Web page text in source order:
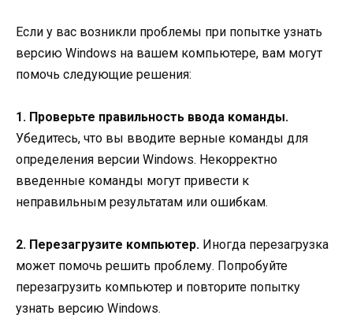
Если у вас возникли проблемы при попытке узнать
версию Windows на вашем компьютере, вам могут
помочь следующие решения:
1. Проверьте правильность ввода команды.
Убедитесь, что вы вводите верные команды для
определения версии Windows. Некорректно
введенные команды могут привести к
неправильным результатам или ошибкам.
2. Перезагрузите компьютер. Иногда перезагрузка
может помочь решить проблему. Попробуйте
перезагрузить компьютер и повторите попытку
узнать версию Windows.